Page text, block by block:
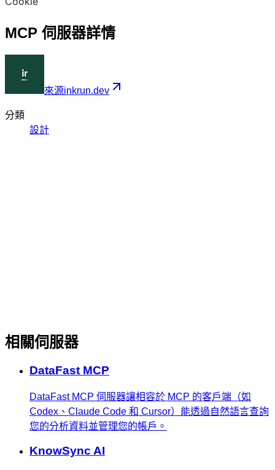
MCP 伺服器詳情
來源inkrun.dev
分類
設計
相關伺服器
DataFast MCP
DataFast MCP 伺服器讓相容於 MCP 的客戶端（如
Codex、Claude Code 和 Cursor）能透過自然語言查詢
您的分析資料並管理您的帳戶。
KnowSync AI